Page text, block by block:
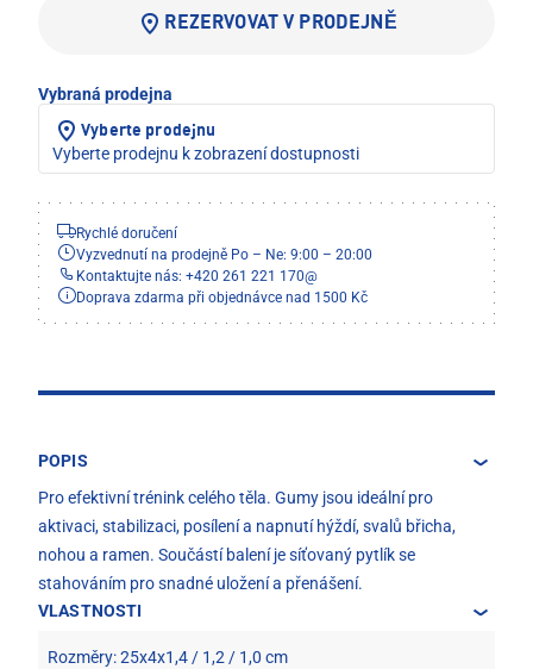
REZERVOVAT V PRODEJNĚ
Vybraná prodejna
Vyberte prodejnu
Vyberte prodejnu k zobrazení dostupnosti
Rychlé doručení
Vyzvednutí na prodejně Po – Ne: 9:00 – 20:00
Kontaktujte nás: +420 261 221 170@
Doprava zdarma při objednávce nad 1500 Kč
POPIS
Pro efektivní trénink celého těla. Gumy jsou ideální pro
aktivaci, stabilizaci, posílení a napnutí hýždí, svalů břicha,
nohou a ramen. Součástí balení je síťovaný pytlík se
stahováním pro snadné uložení a přenášení.
VLASTNOSTI
Rozměry: 25x4x1,4 / 1,2 / 1,0 cm